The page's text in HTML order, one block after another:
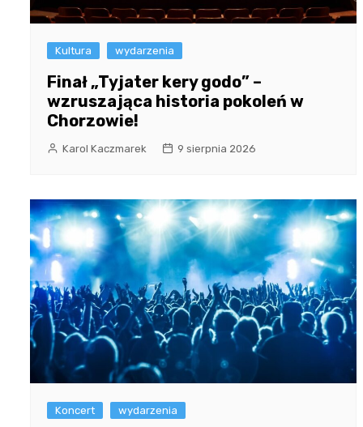
Kultura wydarzenia
Finał „Tyjater kery godo” –
wzruszająca historia pokoleń w
Chorzowie!
Karol Kaczmarek 9 sierpnia 2026
Koncert wydarzenia